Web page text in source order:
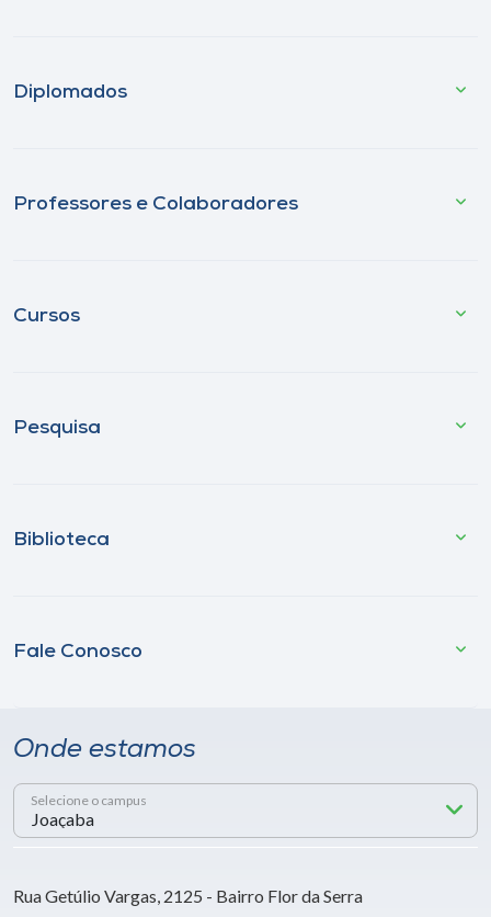
Diplomados
Professores e Colaboradores
Cursos
Pesquisa
Biblioteca
Fale Conosco
Onde estamos
Selecione o campus
Rua Getúlio Vargas, 2125 - Bairro Flor da Serra